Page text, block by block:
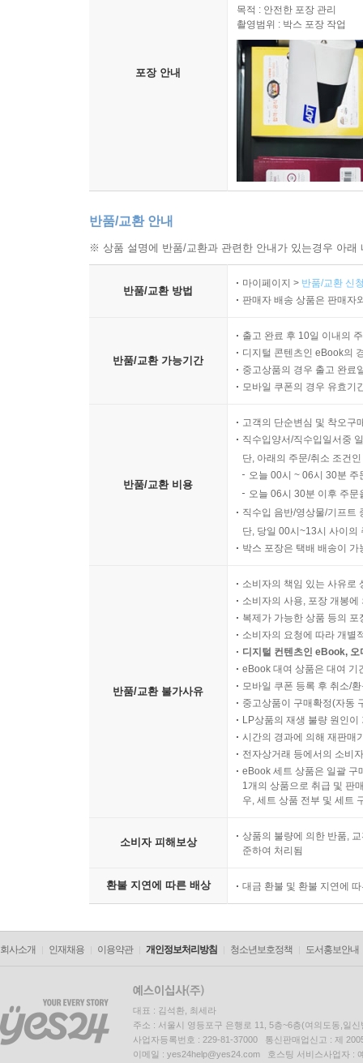
포장 안내
목적 : 안전한 포장 관리
촬영범위 : 박스 포장 작업
반품/교환 안내
※ 상품 설명에 반품/교환과 관련한 안내가 있는경우 아
반품/교환 방법
마이페이지 > 반품/교환 신
판매자 배송 상품은 판매자
반품/교환 가능기간
출고 완료 후 10일 이내의
디지털 콘텐츠인 eBook의
중고상품의 경우 출고 완료
모바일 쿠폰의 경우 유효기
반품/교환 비용
고객의 단순변심 및 착오구
직수입양서/직수입일서중
단, 아래의 주문/취소 조건
오늘 00시 ~ 06시 30분
오늘 06시 30분 이후 주
직수입 음반/영상물/기프트
단, 당일 00시~13시 사이의
박스 포장은 택배 배송이
반품/교환 불가사유
소비자의 책임 있는 사유로
소비자의 사용, 포장 개봉
복제가 가능한 상품 등의
소비자의 요청에 따라 개별
디지털 컨텐츠인 eBook,
eBook 대여 상품은 대여 기
모바일 쿠폰 등록 후 취소/
중고상품이 구매확정(자동
LP상품의 재생 불량 원인
시간의 경과에 의해 재판매
전자상거래 등에서의 소비
eBook 세트 상품은 일괄 구
1개의 상품으로 취급 및 판
우, 세트 상품 전부 및 세트
소비자 피해보상
상품의 불량에 의한 반품,
준하여 처리됨
환불 지연에 따른 배상 대금 환불 및 환불 지연에
회사소개 인재채용 이용약관 개인정보처리방침 청소년보호정책 도서홍보안내
대표 : 김석환, 최세라
주소 : 서울시 영등포구 은행로 11, 5층~6층(여의도동,일신
사업자등록번호 : 229-81-37000 통신판매업신고 : 제
이메일 : yes24help@yes24.com 호스팅 서비스사업자 :